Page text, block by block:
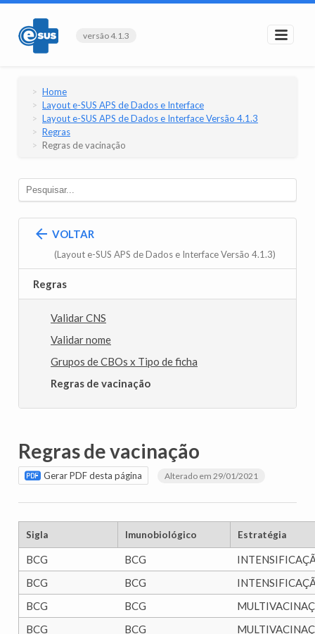
versão 4.1.3
Home
Layout e-SUS APS de Dados e Interface
Layout e-SUS APS de Dados e Interface Versão 4.1.3
Regras
Regras de vacinação
VOLTAR
(Layout e-SUS APS de Dados e Interface Versão 4.1.3)
Regras
Validar CNS
Validar nome
Grupos de CBOs x Tipo de ficha
Regras de vacinação
Regras de vacinação
Gerar PDF desta página Alterado em 29/01/2021
Sigla Imunobiológico Estratégia
BCG BCG
BCG
BCG
BCG
BCG
BCG
BCG